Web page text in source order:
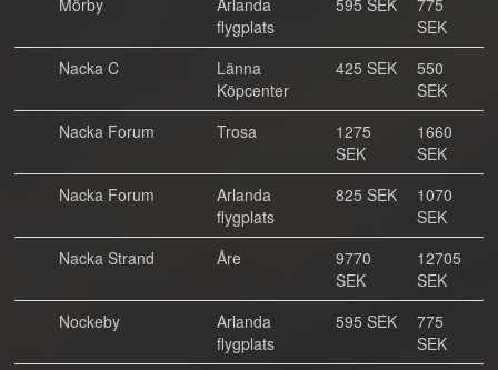
Mörby
Arlanda
flygplats
595 SEK
775
SEK
Nacka C
Länna
Köpcenter
425 SEK
550
SEK
Nacka Forum
Trosa
1275
SEK
1660
SEK
Nacka Forum
Arlanda
flygplats
825 SEK
1070
SEK
Nacka Strand
Åre
9770
SEK
12705
SEK
Nockeby
Arlanda
flygplats
595 SEK
775
SEK